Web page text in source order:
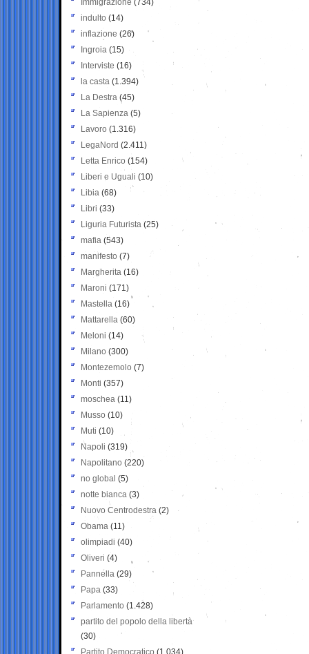
Immigrazione (734)
indulto (14)
inflazione (26)
Ingroia (15)
Interviste (16)
la casta (1.394)
La Destra (45)
La Sapienza (5)
Lavoro (1.316)
LegaNord (2.411)
Letta Enrico (154)
Liberi e Uguali (10)
Libia (68)
Libri (33)
Liguria Futurista (25)
mafia (543)
manifesto (7)
Margherita (16)
Maroni (171)
Mastella (16)
Mattarella (60)
Meloni (14)
Milano (300)
Montezemolo (7)
Monti (357)
moschea (11)
Musso (10)
Muti (10)
Napoli (319)
Napolitano (220)
no global (5)
notte bianca (3)
Nuovo Centrodestra (2)
Obama (11)
olimpiadi (40)
Oliveri (4)
Pannella (29)
Papa (33)
Parlamento (1.428)
partito del popolo della libertà
(30)
Partito Democratico (1.034)